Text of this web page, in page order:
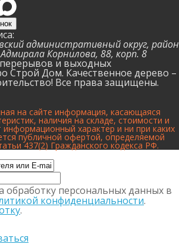
административный округ, район
Корнилова, 88, корп. 8
и выходных
Строй Дом. Качественное дерево –
Все права защищены.
на сайте информация, касающаяся
наличия на складе, стоимости и
характер и ни при каких
публичной офертой, определяемой
437(2) Гражданского кодекса РФ.
обработку персональных данных в
конфиденциальности.
.